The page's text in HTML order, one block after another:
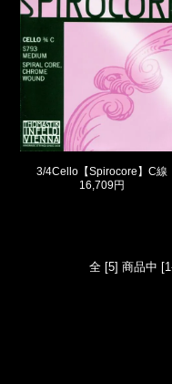
3/4Cello【Spirocore】C線
16,709円
全 [5] 商品中